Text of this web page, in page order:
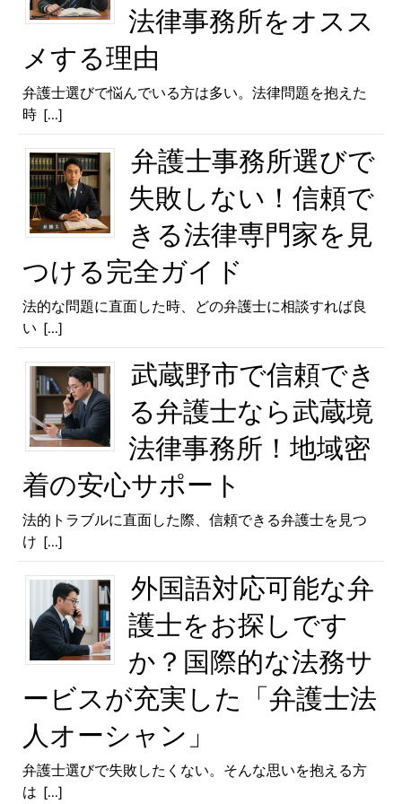
法律事務所をオスス
メする理由
弁護士選びで悩んでいる方は多い。法律問題を抱えた
時 [...]
弁護士事務所選びで
失敗しない！信頼で
きる法律専門家を見
つける完全ガイド
法的な問題に直面した時、どの弁護士に相談すれば良
い [...]
武蔵野市で信頼でき
る弁護士なら武蔵境
法律事務所！地域密
着の安心サポート
法的トラブルに直面した際、信頼できる弁護士を見つ
け [...]
外国語対応可能な弁
護士をお探しです
か？国際的な法務サ
ービスが充実した「弁護士法
人オーシャン」
弁護士選びで失敗したくない。そんな思いを抱える方
は [...]